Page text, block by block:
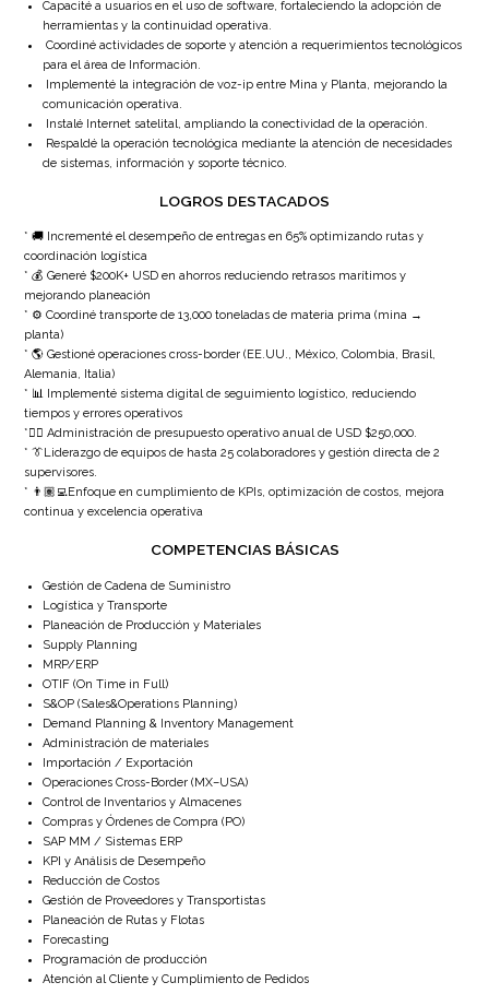
LOGROS DESTACADOS
* 🚚 Incrementé el desempeño de entregas en 65% optimizando rutas y
coordinación logística
* 💰 Generé $200K+ USD en ahorros reduciendo retrasos marítimos y
mejorando planeación
* ⚙️ Coordiné transporte de 13,000 toneladas de materia prima (mina →
planta)
* 🌎 Gestioné operaciones cross-border (EE.UU., México, Colombia, Brasil,
Alemania, Italia)
* 📊 Implementé sistema digital de seguimiento logístico, reduciendo
tiempos y errores operativos
*✍🏽 Administración de presupuesto operativo anual de USD $250,000.
* 👔Liderazgo de equipos de hasta 25 colaboradores y gestión directa de 2
supervisores.
* 👨🏽‍💻Enfoque en cumplimiento de KPIs, optimización de costos, mejora
continua y excelencia operativa
COMPETENCIAS BÁSICAS
Gestión de Cadena de Suministro
Logística y Transporte
Planeación de Producción y Materiales
Supply Planning
MRP/ERP
OTIF (On Time in Full)
S&OP (Sales&Operations Planning)
Demand Planning & Inventory Management
Administración de materiales
Importación / Exportación
Operaciones Cross-Border (MX–USA)
Control de Inventarios y Almacenes
Compras y Órdenes de Compra (PO)
SAP MM / Sistemas ERP
KPI y Análisis de Desempeño
Reducción de Costos
Gestión de Proveedores y Transportistas
Planeación de Rutas y Flotas
Forecasting
Programación de producción
Atención al Cliente y Cumplimiento de Pedidos
Capacité a usuarios en el uso de software, fortaleciendo la adopción de
herramientas y la continuidad operativa.
Coordiné actividades de soporte y atención a requerimientos tecnológicos
para el área de Información.
Implementé la integración de voz-ip entre Mina y Planta, mejorando la
comunicación operativa.
Instalé Internet satelital, ampliando la conectividad de la operación.
Respaldé la operación tecnológica mediante la atención de necesidades
de sistemas, información y soporte técnico.